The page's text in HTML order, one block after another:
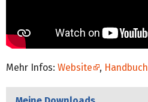
Mehr Infos: Website , Handbuch